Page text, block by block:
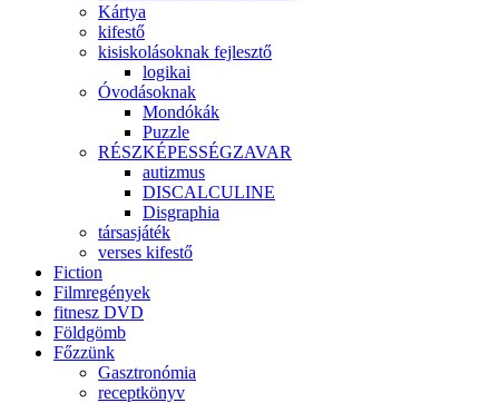
Kártya
kifestő
kisiskolásoknak fejlesztő
logikai
Óvodásoknak
Mondókák
Puzzle
RÉSZKÉPESSÉGZAVAR
autizmus
DISCALCULINE
Disgraphia
társasjáték
verses kifestő
Fiction
Filmregények
fitnesz DVD
Földgömb
Főzzünk
Gasztronómia
receptkönyv